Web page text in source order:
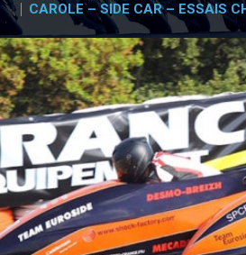
PRESSE
PRESSE
accéder à la
CAROLE – SIDE CAR – ESSAIS